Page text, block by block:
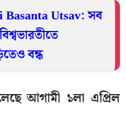
Utsav: সব
বন্ধ
আগামী ১লা এপ্রিল